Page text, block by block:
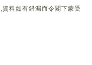
料如有錯漏而令閣下蒙受